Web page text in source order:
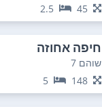
45
2.5
חיפה אחוזה
שוהם 7
148
5